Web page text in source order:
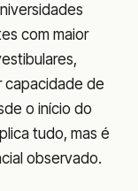
com maior
capacidade de
o início do
tudo, mas é
observado.